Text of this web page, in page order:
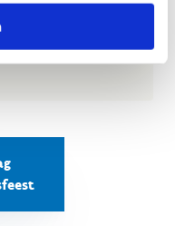
genieten de
pannenkoeken